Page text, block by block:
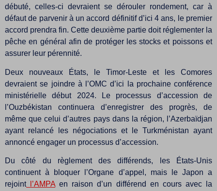
débuté, celles-ci devraient se dérouler rondement, car à
défaut de parvenir à un accord définitif d’ici 4 ans, le premier
accord prendra fin. Cette deuxième partie doit réglementer la
pêche en général afin de protéger les stocks et poissons et
assurer leur pérennité.
Deux nouveaux États, le Timor-Leste et les Comores
devraient se joindre à l’OMC d’ici la prochaine conférence
ministérielle début 2024. Le processus d’accession de
l’Ouzbékistan continuera d’enregistrer des progrès, de
même que celui d’autres pays dans la région, l’Azerbaïdjan
ayant relancé les négociations et le Turkménistan ayant
annoncé engager un processus d’accession.
Du côté du règlement des différends, les États-Unis
continuent à bloquer l’Organe d’appel, mais le Japon a
rejointl’AMPA en raison d’un différend en cours avec la